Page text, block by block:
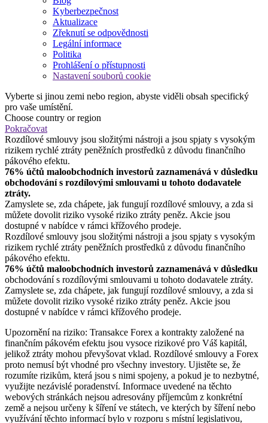
Kyberbezpečnost
Aktualizace
Zřeknutí se odpovědnosti
Legální informace
Politika
Prohlášení o přístupnosti
Nastavení souborů cookie
Vyberte si jinou zemi nebo region, abyste viděli obsah specifický
pro vaše umístění.
Choose country or region
Pokračovat
Rozdílové smlouvy jsou složitými nástroji a jsou spjaty s vysokým
rizikem rychlé ztráty peněžních prostředků z důvodu finančního
pákového efektu.
76% účtů maloobchodních investorů zaznamenává v důsledku
obchodování s rozdílovými smlouvami u tohoto dodavatele
ztráty.
Zamyslete se, zda chápete, jak fungují rozdílové smlouvy, a zda si
můžete dovolit riziko vysoké riziko ztráty peněz. Akcie jsou
dostupné v nabídce v rámci křížového prodeje.
Rozdílové smlouvy jsou složitými nástroji a jsou spjaty s vysokým
rizikem rychlé ztráty peněžních prostředků z důvodu finančního
pákového efektu.
76% účtů maloobchodních investorů zaznamenává v důsledku
obchodování s rozdílovými smlouvami u tohoto dodavatele ztráty.
Zamyslete se, zda chápete, jak fungují rozdílové smlouvy, a zda si
můžete dovolit riziko vysoké riziko ztráty peněz. Akcie jsou
dostupné v nabídce v rámci křížového prodeje.
Upozornění na riziko: Transakce Forex a kontrakty založené na
finančním pákovém efektu jsou vysoce rizikové pro Váš kapitál,
jelikož ztráty mohou převyšovat vklad. Rozdílové smlouvy a Forex
proto nemusí být vhodné pro všechny investory. Ujistěte se, že
rozumíte rizikům, která jsou s nimi spojeny, a pokud je to nezbytné,
využijte nezávislé poradenství. Informace uvedené na těchto
webových stránkách nejsou adresovány příjemcům z konkrétní
země a nejsou určeny k šíření ve státech, ve kterých by šíření nebo
využívání těchto informací bylo v rozporu s místní legislativou,